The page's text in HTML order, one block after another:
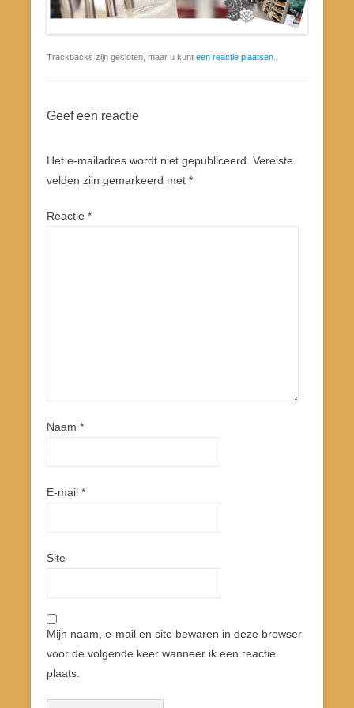
Trackbacks zijn gesloten, maar u kunt een reactie plaatsen
Geef een reactie
Het e-mailadres wordt niet gepubliceerd. Vereiste
velden zijn gemarkeerd met *
Reactie *
Naam *
E-mail *
Site
Mijn naam, e-mail en site bewaren in deze browser
voor de volgende keer wanneer ik een reactie
plaats.